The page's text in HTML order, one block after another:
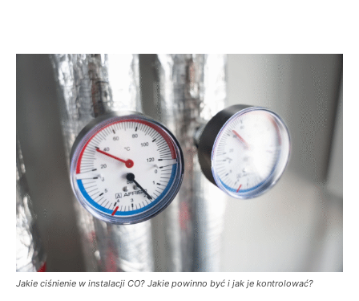
Jakie ciśnienie w instalacji CO? Jakie powinno być i jak je kontrolować?